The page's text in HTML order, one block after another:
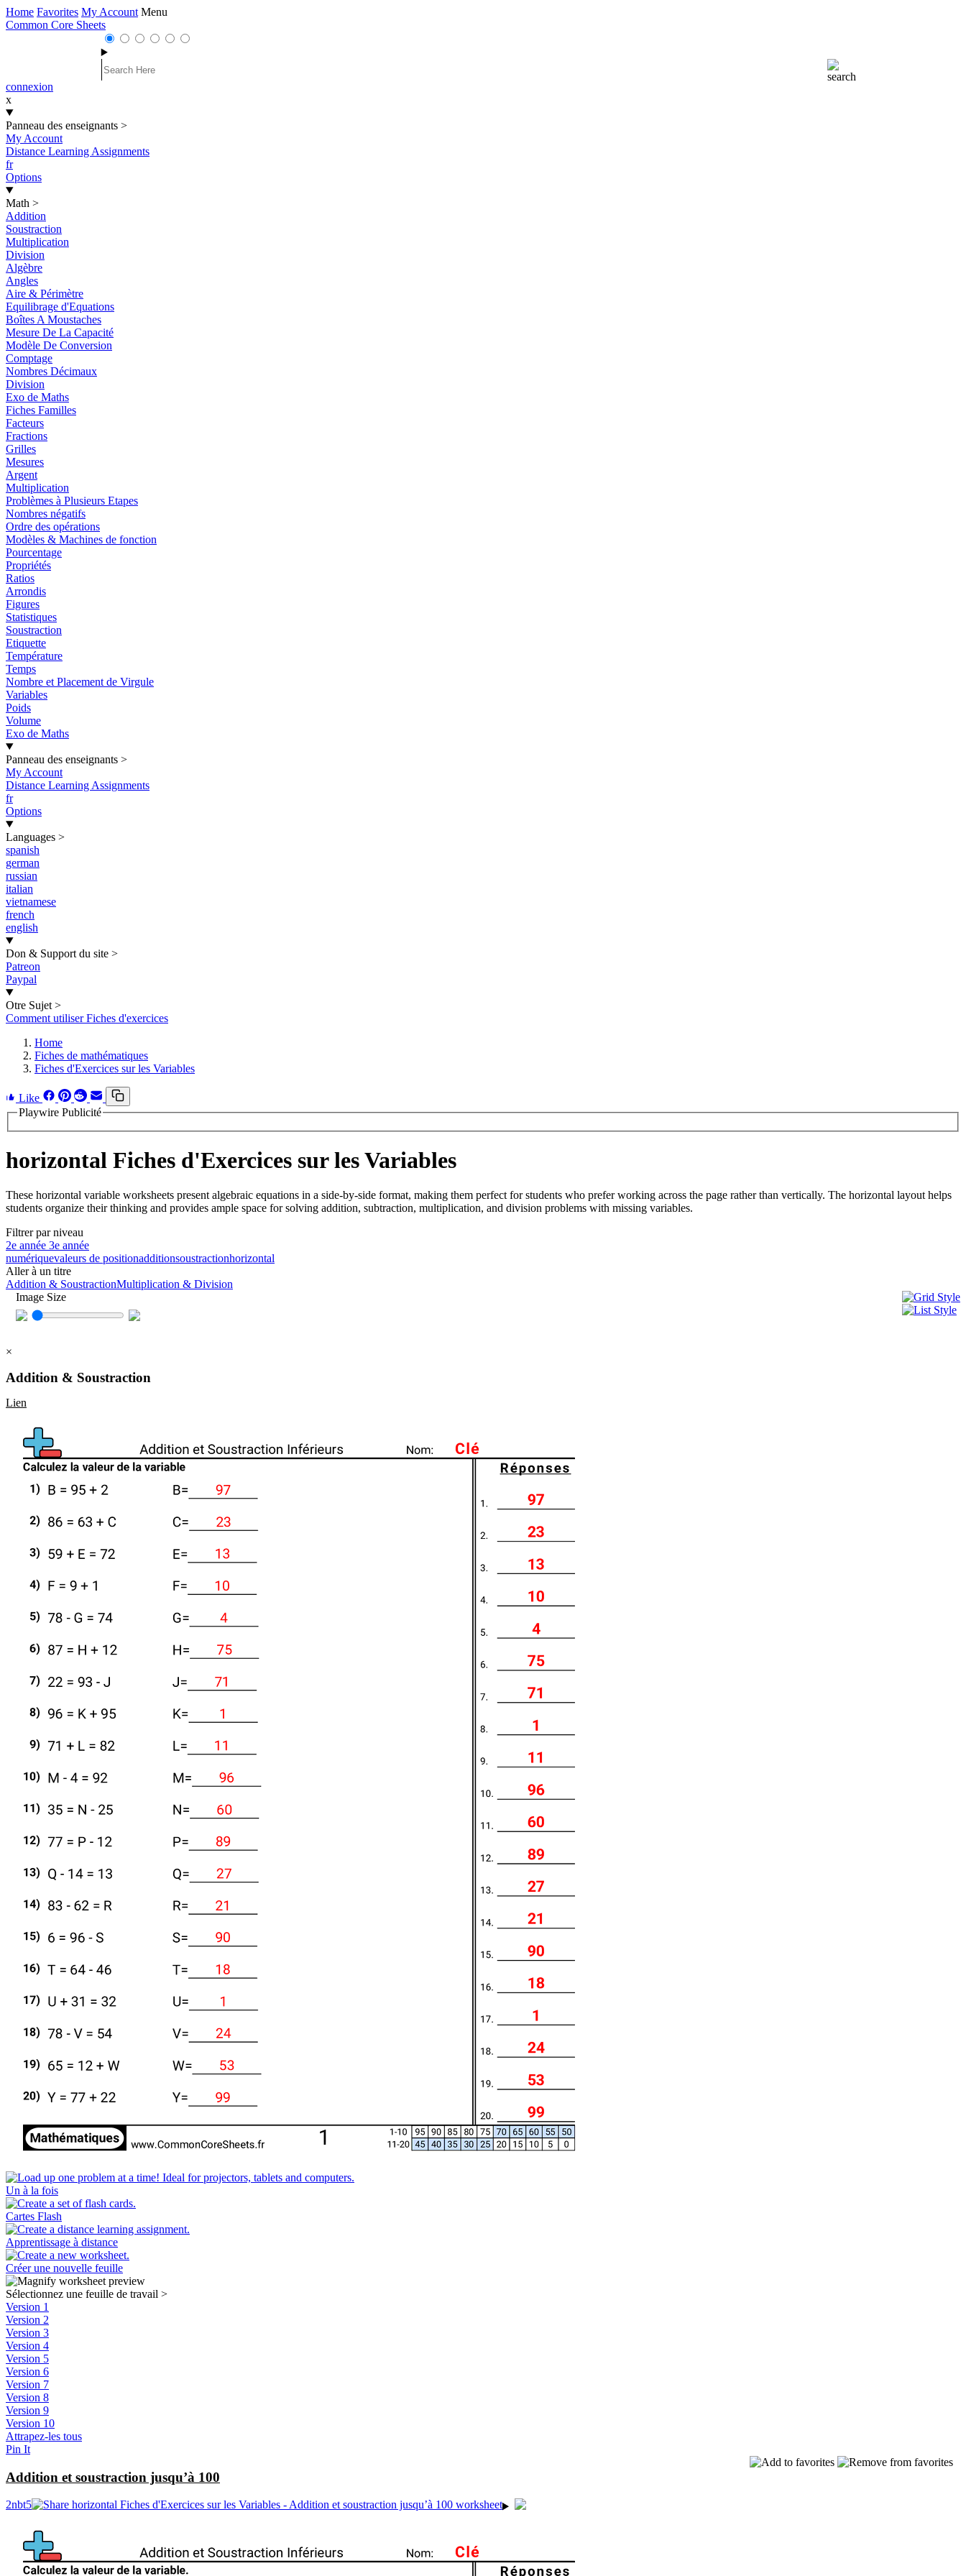
Home Favorites My Account Menu
Common Core Sheets
connexion
x
Panneau des enseignants >
My Account
Distance Learning Assignments
fr
Options
Math >
Addition
Soustraction
Multiplication
Division
Algèbre
Angles
Aire & Périmètre
Equilibrage d'Equations
Boîtes A Moustaches
Mesure De La Capacité
Modèle De Conversion
Comptage
Nombres Décimaux
Division
Exo de Maths
Fiches Familles
Facteurs
Fractions
Grilles
Mesures
Argent
Multiplication
Problèmes à Plusieurs Etapes
Nombres négatifs
Ordre des opérations
Modèles & Machines de fonction
Pourcentage
Propriétés
Ratios
Arrondis
Figures
Statistiques
Soustraction
Etiquette
Température
Temps
Nombre et Placement de Virgule
Variables
Poids
Volume
Exo de Maths
Panneau des enseignants >
My Account
Distance Learning Assignments
fr
Options
Languages >
spanish
german
russian
italian
vietnamese
french
english
Don & Support du site >
Patreon
Paypal
Otre Sujet >
Comment utiliser Fiches d'exercices
Home
Fiches de mathématiques
Fiches d'Exercices sur les Variables
Like
Playwire Publicité
horizontal Fiches d'Exercices sur les Variables
These horizontal variable worksheets present algebraic equations in a side-by-side format, making them perfect for students who prefer working across the page rather than vertically. The horizontal layout helps
students organize their thinking and provides ample space for solving addition, subtraction, multiplication, and division problems with missing variables.
Filtrer par niveau
2e année 3e année
numériquevaleurs de positionadditionsoustractionhorizontal
Aller à un titre
Addition & SoustractionMultiplication & Division
Image Size
×
Addition & Soustraction
Lien
Un à la fois
Cartes Flash
Apprentissage à distance
Créer une nouvelle feuille
Sélectionnez une feuille de travail >
Version 1
Version 2
Version 3
Version 4
Version 5
Version 6
Version 7
Version 8
Version 9
Version 10
Attrapez-les tous
Pin It
Addition et soustraction jusqu’à 100
2nbt5